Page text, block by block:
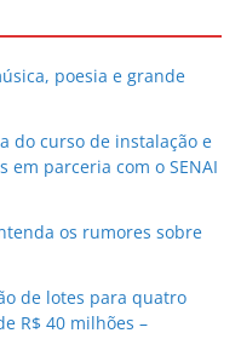
poesia e grande
do curso de instalação e
em parceria com o SENAI
os rumores sobre
de lotes para quatro
R$ 40 milhões –